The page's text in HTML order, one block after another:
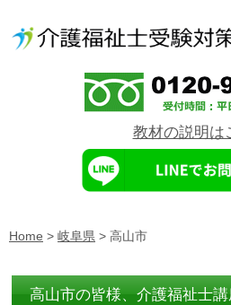
教材の説明は
Home > 岐阜県 > 高山市
高山市の皆様、介護福祉士